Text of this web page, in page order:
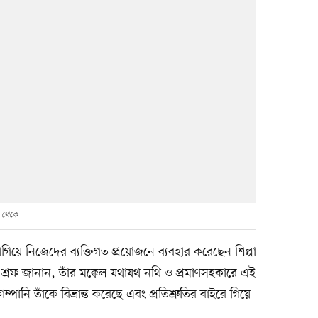
থেকে
নিজেদের ব্যক্তিগত প্রয়োজনে ব্যবহার করেছেন শিল্পা
জানান, তাঁর মক্কেল যথাযথ নথি ও প্রমাণসহকারে এই
তাঁকে বিভ্রান্ত করেছে এবং প্রতিশ্রুতির বাইরে গিয়ে